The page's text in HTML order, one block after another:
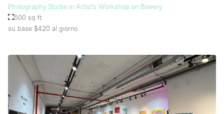
Seminterrato
Piano terra su corte
Centro commerciale
Terrazza
Di sopra
Altro
Photography Studio in Artist's Workshop on Bowery
500 sq ft
su base $420 al giorno